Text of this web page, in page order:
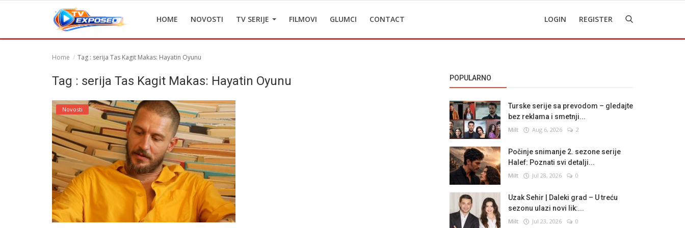
HOME NOVOSTI TV SERIJE FILMOVI GLUMCI CONTACT LOGIN REGISTER
Home Tag : serija Tas Kagit Makas: Hayatin Oyunu
Tag : serija Tas Kagit Makas: Hayatin Oyunu
Novosti
POPULARNO
Turske serije sa prevodom – gledajte
bez reklama i smetnji...
Milt Aug 6, 2026 2
Počinje snimanje 2. sezone serije
Halef: Poznati svi detalji...
Milt Jul 28, 2026 0
Uzak Sehir | Daleki grad – U treću
sezonu ulazi novi lik:...
Milt Jul 23, 2026 0